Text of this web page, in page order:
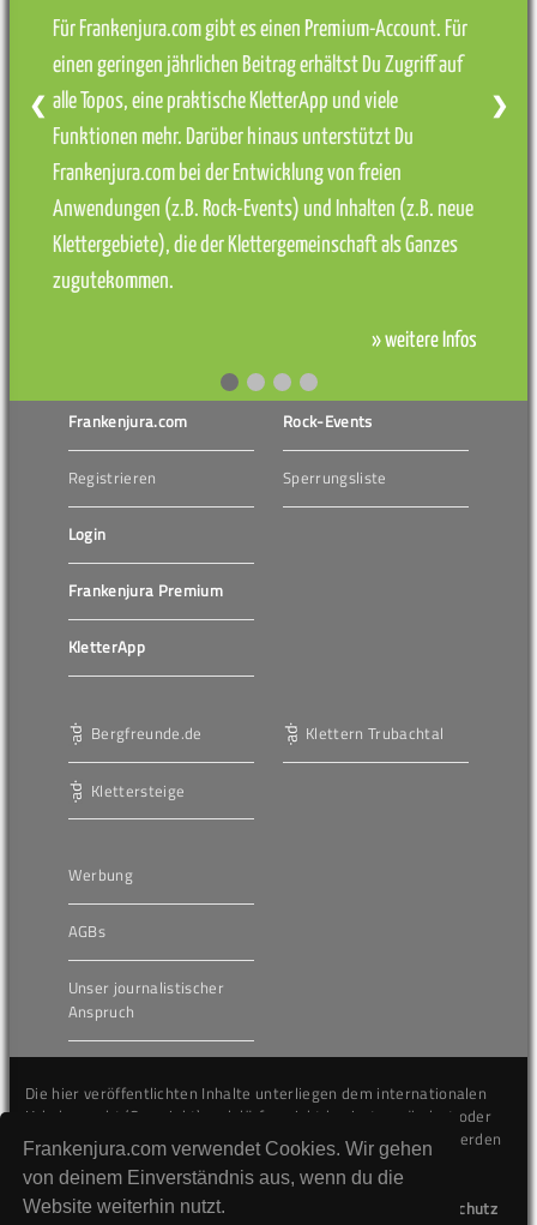
Frankenjura.com verwendet Cookies. Wir gehen
von deinem Einverständnis aus, wenn du die
Website weiterhin nutzt.
Für Frankenjura.com gibt es einen Premium-Account. Für
einen geringen jährlichen Beitrag erhältst Du Zugriff auf
alle Topos, eine praktische KletterApp und viele
Funktionen mehr. Darüber hinaus unterstützt Du
Frankenjura.com bei der Entwicklung von freien
Anwendungen (z.B. Rock-Events) und Inhalten (z.B. neue
Klettergebiete), die der Klettergemeinschaft als Ganzes
zugutekommen.
» weitere Infos
❮ ❯
Frankenjura.com
Registrieren
Login
Frankenjura Premium
KletterApp
Rock-Events
Sperrungsliste
Bergfreunde.de
Klettersteige
Klettern Trubachtal
Werbung
AGBs
Unser journalistischer
Anspruch
Die hier veröffentlichten Inhalte unterliegen dem internationalen
Urheberrecht (Copyright) und dürfen nicht kopiert, verändert oder
unverändert wiederveröffentlicht werden. Gegen Verstöße werden
wir auf juristischem Wege vorgehen.
Datenschutz